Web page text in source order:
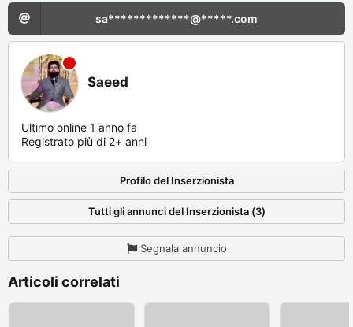
sa*************@*****.com
Saeed
Ultimo online 1 anno fa
Registrato più di 2+ anni
Profilo del Inserzionista
Tutti gli annunci del Inserzionista (3)
Segnala annuncio
Articoli correlati